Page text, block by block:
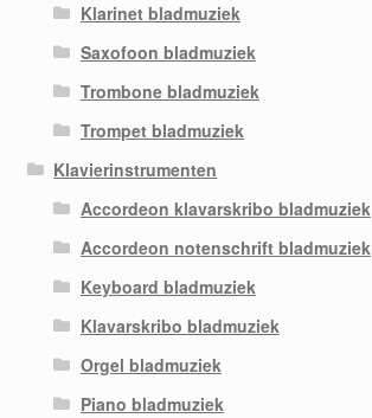
Klarinet bladmuziek
Saxofoon bladmuziek
Trombone bladmuziek
Trompet bladmuziek
Klavierinstrumenten
Accordeon klavarskribo bladmuziek
Accordeon notenschrift bladmuziek
Keyboard bladmuziek
Klavarskribo bladmuziek
Orgel bladmuziek
Piano bladmuziek